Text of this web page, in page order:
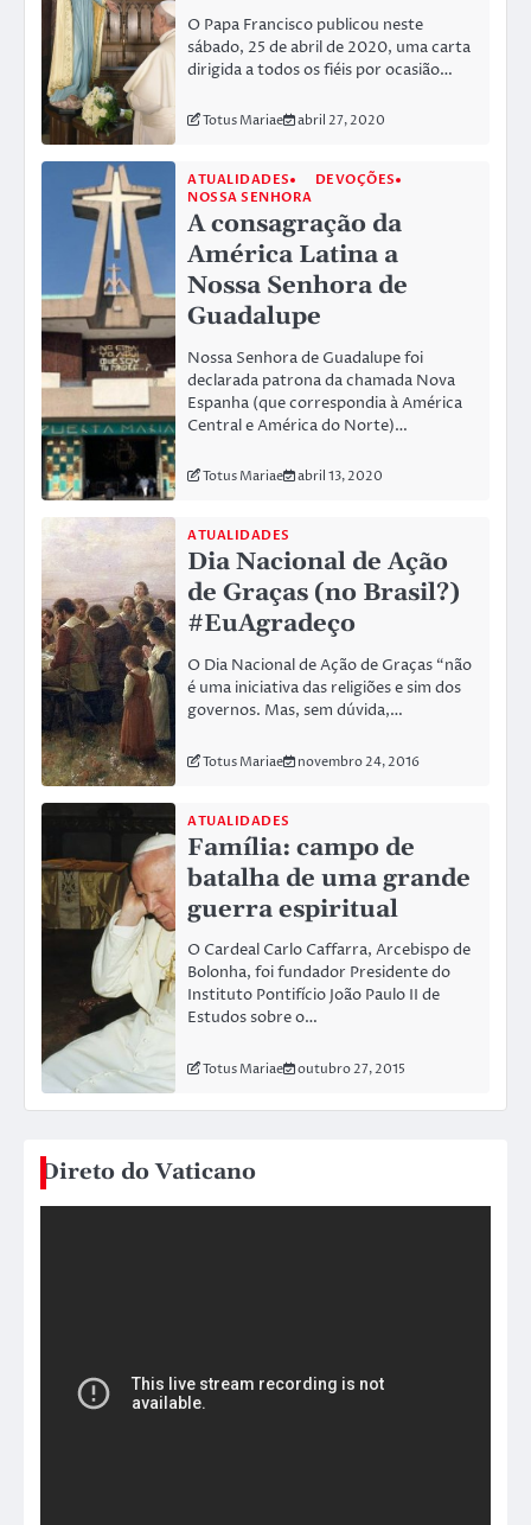
O Papa Francisco publicou neste
sábado, 25 de abril de 2020, uma carta
dirigida a todos os fiéis por ocasião…
Totus Mariae abril 27, 2020
ATUALIDADES
DEVOÇÕES
NOSSA SENHORA
A consagração da
América Latina a
Nossa Senhora de
Guadalupe
Nossa Senhora de Guadalupe foi
declarada patrona da chamada Nova
Espanha (que correspondia à América
Central e América do Norte)…
Totus Mariae abril 13, 2020
ATUALIDADES
Dia Nacional de Ação
de Graças (no Brasil?)
#EuAgradeço
O Dia Nacional de Ação de Graças “não
é uma iniciativa das religiões e sim dos
governos. Mas, sem dúvida,…
Totus Mariae novembro 24, 2016
ATUALIDADES
Família: campo de
batalha de uma grande
guerra espiritual
O Cardeal Carlo Caffarra, Arcebispo de
Bolonha, foi fundador Presidente do
Instituto Pontifício João Paulo II de
Estudos sobre o…
Totus Mariae outubro 27, 2015
Direto do Vaticano